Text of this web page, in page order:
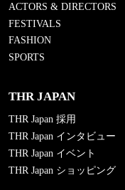
ACTORS & DIRECTORS
FESTIVALS
FASHION
SPORTS
THR JAPAN
THR Japan 採用
THR Japan インタビュー
THR Japan イベント
THR Japan ショッピング